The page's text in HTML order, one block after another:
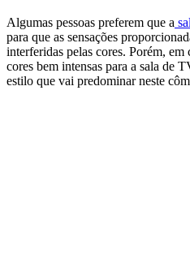
Algumas pessoas preferem que a
para que as sensações
interferidas pelas cores. Porém,
cores bem intensas para a sala de
estilo que vai predominar neste